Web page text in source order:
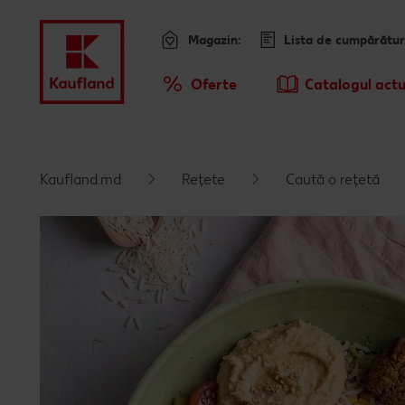
Meniu Oferte Catalogul
Magazin: Lista de
Kaufland.md Rețete Caută o rețetă